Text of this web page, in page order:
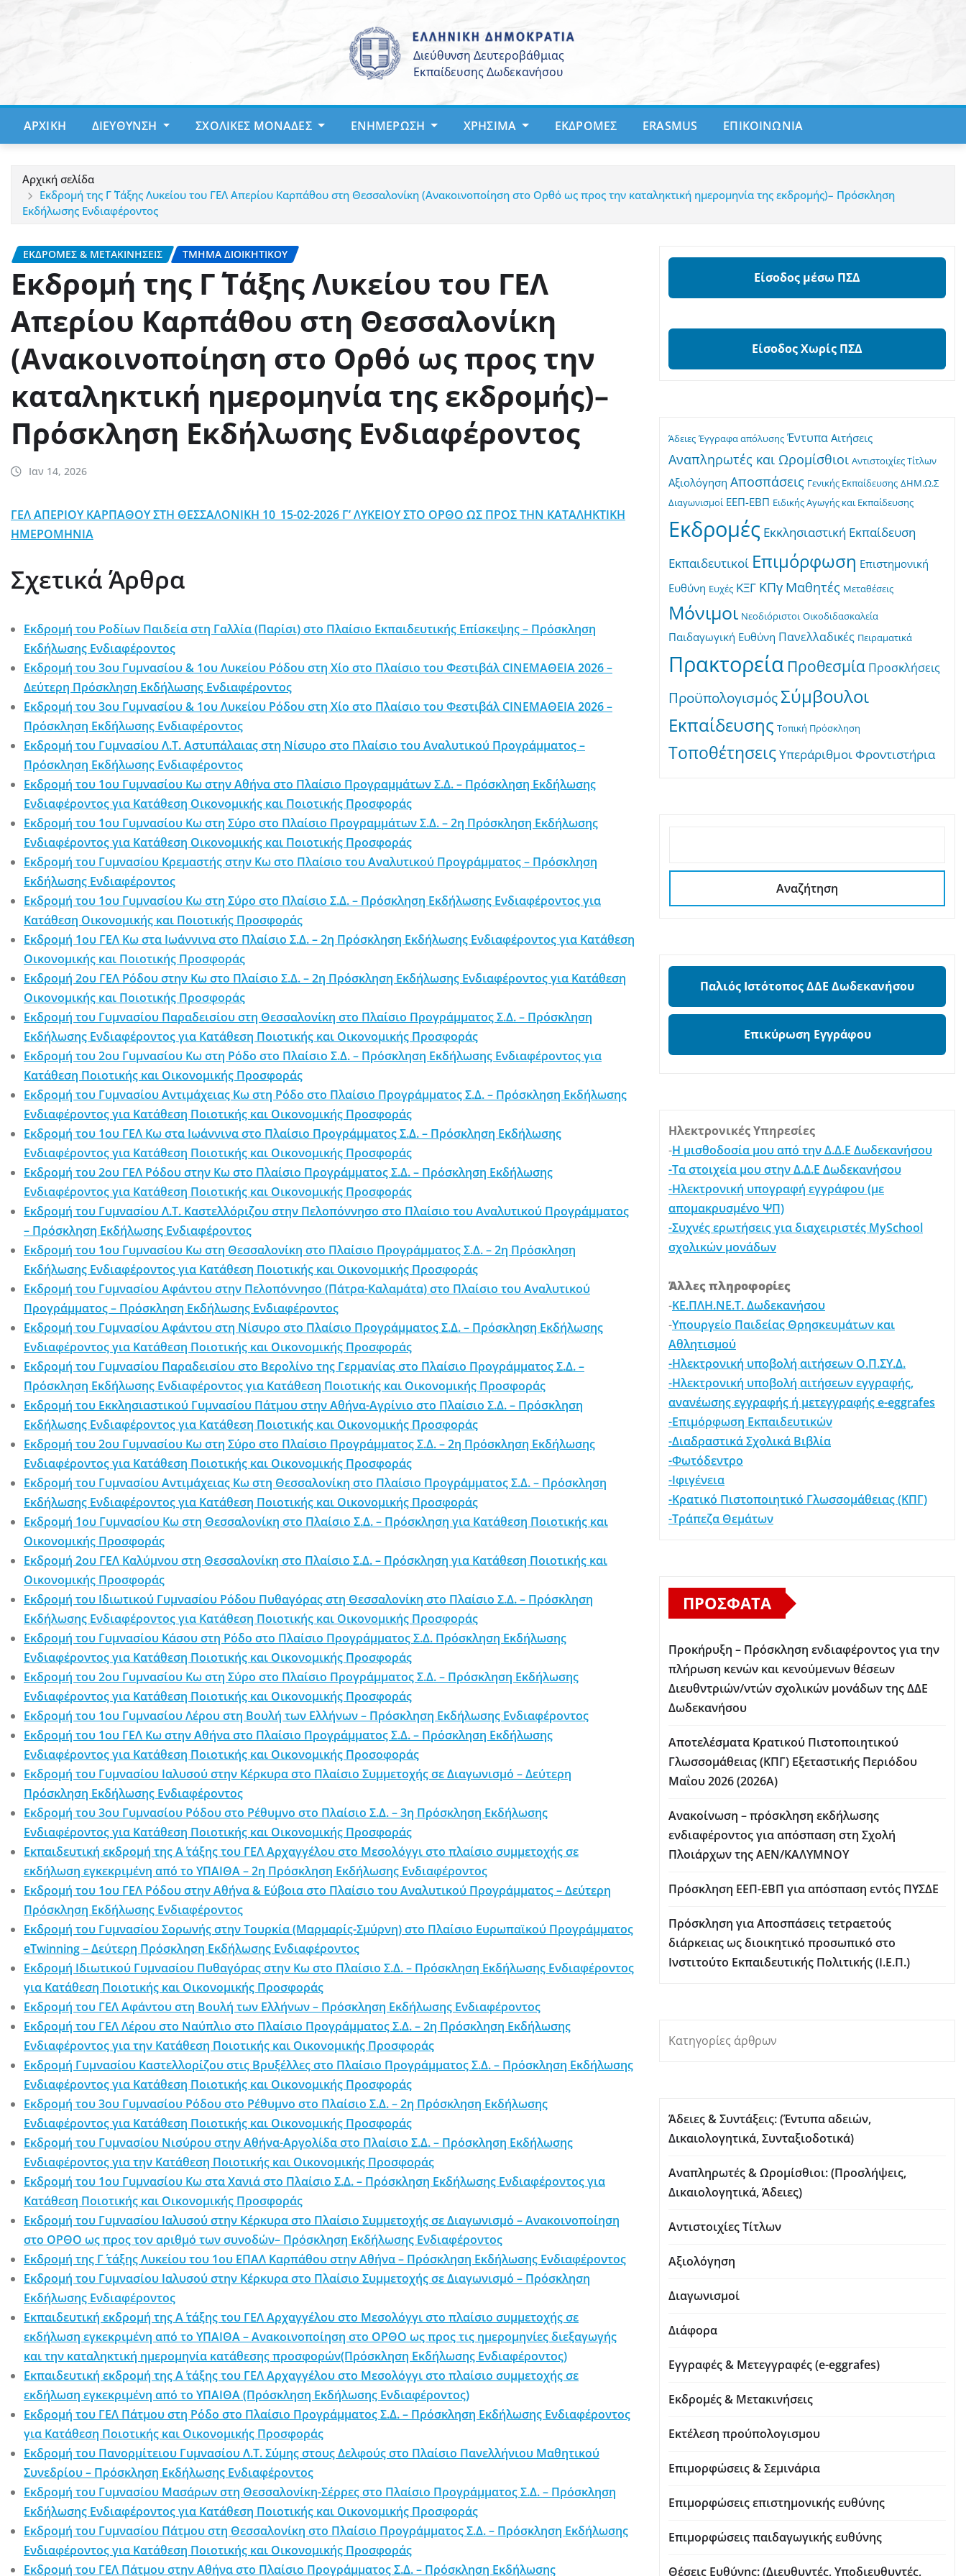
ΑΡΧΙΚΉ ΔΙΕΎΘΥΝΣΗ ΣΧΟΛΙΚΈΣ ΜΟΝΆΔΕΣ ΕΝΗΜΈΡΩΣΗ ΧΡΉΣΙΜΑ ΕΚΔΡΟΜΈΣ ERASMUS ΕΠΙΚΟΙΝΩΝΙΑ
Αρχική σελίδα
Εκδρομή της Γ΄ Τάξης Λυκείου του ΓΕΛ Απερίου Καρπάθου στη Θεσσαλονίκη (Ανακοινοποίηση στο Ορθό ως προς την καταληκτική ημερομηνία της εκδρομής)– Πρόσκληση
Εκδήλωσης Ενδιαφέροντος
ΕΚΔΡΟΜΈΣ & ΜΕΤΑΚΙΝΉΣΕΙΣ ΤΜΉΜΑ ΔΙΟΙΚΗΤΙΚΟΎ
Εκδρομή της Γ΄ Τάξης Λυκείου του ΓΕΛ
Απερίου Καρπάθου στη Θεσσαλονίκη
(Ανακοινοποίηση στο Ορθό ως προς την
καταληκτική ημερομηνία της εκδρομής)–
Πρόσκληση Εκδήλωσης Ενδιαφέροντος
Ιαν 14, 2026
ΓΕΛ ΑΠΕΡΙΟΥ ΚΑΡΠΑΘΟΥ ΣΤΗ ΘΕΣΣΑΛΟΝΙΚΗ 10_15-02-2026 Γ’ ΛΥΚΕΙΟΥ ΣΤΟ ΟΡΘΟ ΩΣ ΠΡΟΣ ΤΗΝ ΚΑΤΑΛΗΚΤΙΚΗ
ΗΜΕΡΟΜΗΝΙΑ
Σχετικά Άρθρα
Εκδρομή του Ροδίων Παιδεία στη Γαλλία (Παρίσι) στο Πλαίσιο Εκπαιδευτικής Επίσκεψης – Πρόσκληση
Εκδήλωσης Ενδιαφέροντος
Εκδρομή του 3ου Γυμνασίου & 1ου Λυκείου Ρόδου στη Χίο στο Πλαίσιο του Φεστιβάλ CINEΜΑΘΕΙΑ 2026 –
Δεύτερη Πρόσκληση Εκδήλωσης Ενδιαφέροντος
Εκδρομή του 3ου Γυμνασίου & 1ου Λυκείου Ρόδου στη Χίο στο Πλαίσιο του Φεστιβάλ CINEΜΑΘΕΙΑ 2026 –
Πρόσκληση Εκδήλωσης Ενδιαφέροντος
Εκδρομή του Γυμνασίου Λ.Τ. Αστυπάλαιας στη Νίσυρο στο Πλαίσιο του Αναλυτικού Προγράμματος –
Πρόσκληση Εκδήλωσης Ενδιαφέροντος
Εκδρομή του 1ου Γυμνασίου Κω στην Αθήνα στο Πλαίσιο Προγραμμάτων Σ.Δ. – Πρόσκληση Εκδήλωσης
Ενδιαφέροντος για Κατάθεση Οικονομικής και Ποιοτικής Προσφοράς
Εκδρομή του 1ου Γυμνασίου Κω στη Σύρο στο Πλαίσιο Προγραμμάτων Σ.Δ. – 2η Πρόσκληση Εκδήλωσης
Ενδιαφέροντος για Κατάθεση Οικονομικής και Ποιοτικής Προσφοράς
Εκδρομή του Γυμνασίου Κρεμαστής στην Κω στο Πλαίσιο του Αναλυτικού Προγράμματος – Πρόσκληση
Εκδήλωσης Ενδιαφέροντος
Εκδρομή του 1ου Γυμνασίου Κω στη Σύρο στο Πλαίσιο Σ.Δ. – Πρόσκληση Εκδήλωσης Ενδιαφέροντος για
Κατάθεση Οικονομικής και Ποιοτικής Προσφοράς
Εκδρομή 1ου ΓΕΛ Κω στα Ιωάννινα στο Πλαίσιο Σ.Δ. – 2η Πρόσκληση Εκδήλωσης Ενδιαφέροντος για Κατάθεση
Οικονομικής και Ποιοτικής Προσφοράς
Εκδρομή 2ου ΓΕΛ Ρόδου στην Κω στο Πλαίσιο Σ.Δ. – 2η Πρόσκληση Εκδήλωσης Ενδιαφέροντος για Κατάθεση
Οικονομικής και Ποιοτικής Προσφοράς
Εκδρομή του Γυμνασίου Παραδεισίου στη Θεσσαλονίκη στο Πλαίσιο Προγράμματος Σ.Δ. – Πρόσκληση
Εκδήλωσης Ενδιαφέροντος για Κατάθεση Ποιοτικής και Οικονομικής Προσφοράς
Εκδρομή του 2ου Γυμνασίου Κω στη Ρόδο στο Πλαίσιο Σ.Δ. – Πρόσκληση Εκδήλωσης Ενδιαφέροντος για
Κατάθεση Ποιοτικής και Οικονομικής Προσφοράς
Εκδρομή του Γυμνασίου Αντιμάχειας Κω στη Ρόδο στο Πλαίσιο Προγράμματος Σ.Δ. – Πρόσκληση Εκδήλωσης
Ενδιαφέροντος για Κατάθεση Ποιοτικής και Οικονομικής Προσφοράς
Εκδρομή του 1ου ΓΕΛ Κω στα Ιωάννινα στο Πλαίσιο Προγράμματος Σ.Δ. – Πρόσκληση Εκδήλωσης
Ενδιαφέροντος για Κατάθεση Ποιοτικής και Οικονομικής Προσφοράς
Εκδρομή του 2ου ΓΕΛ Ρόδου στην Κω στο Πλαίσιο Προγράμματος Σ.Δ. – Πρόσκληση Εκδήλωσης
Ενδιαφέροντος για Κατάθεση Ποιοτικής και Οικονομικής Προσφοράς
Εκδρομή του Γυμνασίου Λ.Τ. Καστελλόριζου στην Πελοπόννησο στο Πλαίσιο του Αναλυτικού Προγράμματος
– Πρόσκληση Εκδήλωσης Ενδιαφέροντος
Εκδρομή του 1ου Γυμνασίου Κω στη Θεσσαλονίκη στο Πλαίσιο Προγράμματος Σ.Δ. – 2η Πρόσκληση
Εκδήλωσης Ενδιαφέροντος για Κατάθεση Ποιοτικής και Οικονομικής Προσφοράς
Εκδρομή του Γυμνασίου Αφάντου στην Πελοπόννησο (Πάτρα-Καλαμάτα) στο Πλαίσιο του Αναλυτικού
Προγράμματος – Πρόσκληση Εκδήλωσης Ενδιαφέροντος
Εκδρομή του Γυμνασίου Αφάντου στη Νίσυρο στο Πλαίσιο Προγράμματος Σ.Δ. – Πρόσκληση Εκδήλωσης
Ενδιαφέροντος για Κατάθεση Ποιοτικής και Οικονομικής Προσφοράς
Εκδρομή του Γυμνασίου Παραδεισίου στο Βερολίνο της Γερμανίας στο Πλαίσιο Προγράμματος Σ.Δ. –
Πρόσκληση Εκδήλωσης Ενδιαφέροντος για Κατάθεση Ποιοτικής και Οικονομικής Προσφοράς
Εκδρομή του Εκκλησιαστικού Γυμνασίου Πάτμου στην Αθήνα-Αγρίνιο στο Πλαίσιο Σ.Δ. – Πρόσκληση
Εκδήλωσης Ενδιαφέροντος για Κατάθεση Ποιοτικής και Οικονομικής Προσφοράς
Εκδρομή του 2ου Γυμνασίου Κω στη Σύρο στο Πλαίσιο Προγράμματος Σ.Δ. – 2η Πρόσκληση Εκδήλωσης
Ενδιαφέροντος για Κατάθεση Ποιοτικής και Οικονομικής Προσφοράς
Εκδρομή του Γυμνασίου Αντιμάχειας Κω στη Θεσσαλονίκη στο Πλαίσιο Προγράμματος Σ.Δ. – Πρόσκληση
Εκδήλωσης Ενδιαφέροντος για Κατάθεση Ποιοτικής και Οικονομικής Προσφοράς
Εκδρομή 1ου Γυμνασίου Κω στη Θεσσαλονίκη στο Πλαίσιο Σ.Δ. – Πρόσκληση για Κατάθεση Ποιοτικής και
Οικονομικής Προσφοράς
Εκδρομή 2ου ΓΕΛ Καλύμνου στη Θεσσαλονίκη στο Πλαίσιο Σ.Δ. – Πρόσκληση για Κατάθεση Ποιοτικής και
Οικονομικής Προσφοράς
Εκδρομή του Ιδιωτικού Γυμνασίου Ρόδου Πυθαγόρας στη Θεσσαλονίκη στο Πλαίσιο Σ.Δ. – Πρόσκληση
Εκδήλωσης Ενδιαφέροντος για Κατάθεση Ποιοτικής και Οικονομικής Προσφοράς
Εκδρομή του Γυμνασίου Κάσου στη Ρόδο στο Πλαίσιο Προγράμματος Σ.Δ. Πρόσκληση Εκδήλωσης
Ενδιαφέροντος για Κατάθεση Ποιοτικής και Οικονομικής Προσφοράς
Εκδρομή του 2ου Γυμνασίου Κω στη Σύρο στο Πλαίσιο Προγράμματος Σ.Δ. – Πρόσκληση Εκδήλωσης
Ενδιαφέροντος για Κατάθεση Ποιοτικής και Οικονομικής Προσφοράς
Εκδρομή του 1ου Γυμνασίου Λέρου στη Βουλή των Ελλήνων – Πρόσκληση Εκδήλωσης Ενδιαφέροντος
Εκδρομή του 1ου ΓΕΛ Κω στην Αθήνα στο Πλαίσιο Προγράμματος Σ.Δ. – Πρόσκληση Εκδήλωσης
Ενδιαφέροντος για Κατάθεση Ποιοτικής και Οικονομικής Προσοφοράς
Εκδρομή του Γυμνασίου Ιαλυσού στην Κέρκυρα στο Πλαίσιο Συμμετοχής σε Διαγωνισμό – Δεύτερη
Πρόσκληση Εκδήλωσης Ενδιαφέροντος
Εκδρομή του 3ου Γυμνασίου Ρόδου στο Ρέθυμνο στο Πλαίσιο Σ.Δ. – 3η Πρόσκληση Εκδήλωσης
Ενδιαφέροντος για Κατάθεση Ποιοτικής και Οικονομικής Προσφοράς
Εκπαιδευτική εκδρομή της Α΄ τάξης του ΓΕΛ Αρχαγγέλου στο Μεσολόγγι στο πλαίσιο συμμετοχής σε
εκδήλωση εγκεκριμένη από το ΥΠΑΙΘΑ – 2η Πρόσκληση Εκδήλωσης Ενδιαφέροντος
Εκδρομή του 1ου ΓΕΛ Ρόδου στην Αθήνα & Εύβοια στο Πλαίσιο του Αναλυτικού Προγράμματος – Δεύτερη
Πρόσκληση Εκδήλωσης Ενδιαφέροντος
Εκδρομή του Γυμνασίου Σορωνής στην Τουρκία (Μαρμαρίς-Σμύρνη) στο Πλαίσιο Ευρωπαϊκού Προγράμματος
eTwinning – Δεύτερη Πρόσκληση Εκδήλωσης Ενδιαφέροντος
Εκδρομή Ιδιωτικού Γυμνασίου Πυθαγόρας στην Κω στο Πλαίσιο Σ.Δ. – Πρόσκληση Εκδήλωσης Ενδιαφέροντος
για Κατάθεση Ποιοτικής και Οικονομικής Προσφοράς
Εκδρομή του ΓΕΛ Αφάντου στη Βουλή των Ελλήνων – Πρόσκληση Εκδήλωσης Ενδιαφέροντος
Εκδρομή του ΓΕΛ Λέρου στο Ναύπλιο στο Πλαίσιο Προγράμματος Σ.Δ. – 2η Πρόσκληση Εκδήλωσης
Ενδιαφέροντος για την Κατάθεση Ποιοτικής και Οικονομικής Προσφοράς
Εκδρομή Γυμνασίου Καστελλορίζου στις Βρυξέλλες στο Πλαίσιο Προγράμματος Σ.Δ. – Πρόσκληση Εκδήλωσης
Ενδιαφέροντος για Κατάθεση Ποιοτικής και Οικονομικής Προσφοράς
Εκδρομή του 3ου Γυμνασίου Ρόδου στο Ρέθυμνο στο Πλαίσιο Σ.Δ. – 2η Πρόσκληση Εκδήλωσης
Ενδιαφέροντος για Κατάθεση Ποιοτικής και Οικονομικής Προσφοράς
Εκδρομή του Γυμνασίου Νισύρου στην Αθήνα-Αργολίδα στο Πλαίσιο Σ.Δ. – Πρόσκληση Εκδήλωσης
Ενδιαφέροντος για την Κατάθεση Ποιοτικής και Οικονομικής Προσφοράς
Εκδρομή του 1ου Γυμνασίου Κω στα Χανιά στο Πλαίσιο Σ.Δ. – Πρόσκληση Εκδήλωσης Ενδιαφέροντος για
Κατάθεση Ποιοτικής και Οικονομικής Προσφοράς
Εκδρομή του Γυμνασίου Ιαλυσού στην Κέρκυρα στο Πλαίσιο Συμμετοχής σε Διαγωνισμό – Ανακοινοποίηση
στο ΟΡΘΟ ως προς τον αριθμό των συνοδών– Πρόσκληση Εκδήλωσης Ενδιαφέροντος
Εκδρομή της Γ΄ τάξης Λυκείου του 1ου ΕΠΑΛ Καρπάθου στην Αθήνα – Πρόσκληση Εκδήλωσης Ενδιαφέροντος
Εκδρομή του Γυμνασίου Ιαλυσού στην Κέρκυρα στο Πλαίσιο Συμμετοχής σε Διαγωνισμό – Πρόσκληση
Εκδήλωσης Ενδιαφέροντος
Εκπαιδευτική εκδρομή της Α΄ τάξης του ΓΕΛ Αρχαγγέλου στο Μεσολόγγι στο πλαίσιο συμμετοχής σε
εκδήλωση εγκεκριμένη από το ΥΠΑΙΘΑ – Ανακοινοποίηση στο ΟΡΘΟ ως προς τις ημερομηνίες διεξαγωγής
και την καταληκτική ημερομηνία κατάθεσης προσφορών(Πρόσκληση Εκδήλωσης Ενδιαφέροντος)
Εκπαιδευτική εκδρομή της Α΄ τάξης του ΓΕΛ Αρχαγγέλου στο Μεσολόγγι στο πλαίσιο συμμετοχής σε
εκδήλωση εγκεκριμένη από το ΥΠΑΙΘΑ (Πρόσκληση Εκδήλωσης Ενδιαφέροντος)
Εκδρομή του ΓΕΛ Πάτμου στη Ρόδο στο Πλαίσιο Προγράμματος Σ.Δ. – Πρόσκληση Εκδήλωσης Ενδιαφέροντος
για Κατάθεση Ποιοτικής και Οικονομικής Προσφοράς
Εκδρομή του Πανορμίτειου Γυμνασίου Λ.Τ. Σύμης στους Δελφούς στο Πλαίσιο Πανελλήνιου Μαθητικού
Συνεδρίου – Πρόσκληση Εκδήλωσης Ενδιαφέροντος
Εκδρομή του Γυμνασίου Μασάρων στη Θεσσαλονίκη-Σέρρες στο Πλαίσιο Προγράμματος Σ.Δ. – Πρόσκληση
Εκδήλωσης Ενδιαφέροντος για Κατάθεση Ποιοτικής και Οικονομικής Προσφοράς
Εκδρομή του Γυμνασίου Πάτμου στη Θεσσαλονίκη στο Πλαίσιο Προγράμματος Σ.Δ. – Πρόσκληση Εκδήλωσης
Ενδιαφέροντος για Κατάθεση Ποιοτικής και Οικονομικής Προσφοράς
Εκδρομή του ΓΕΛ Πάτμου στην Αθήνα στο Πλαίσιο Προγράμματος Σ.Δ. – Πρόσκληση Εκδήλωσης
Είσοδος μέσω ΠΣΔ
Είσοδος Χωρίς ΠΣΔ
Άδειες Έγγραφα απόλυσης Έντυπα Αιτήσεις
Αναπληρωτές και Ωρομίσθιοι Αντιστοιχίες Τίτλων
Αξιολόγηση Αποσπάσεις Γενικής Εκπαίδευσης ΔΗΜ.Ω.Σ
Διαγωνισμοί ΕΕΠ-ΕΒΠ Ειδικής Αγωγής και Εκπαίδευσης
Εκδρομές Εκκλησιαστική Εκπαίδευση
Εκπαιδευτικοί Επιμόρφωση Επιστημονική
Ευθύνη Ευχές ΚΞΓ ΚΠγ Μαθητές Μεταθέσεις
Μόνιμοι Νεοδιόριστοι Οικοδιδασκαλεία
Παιδαγωγική Ευθύνη Πανελλαδικές Πειραματικά
Πρακτορεία Προθεσμία Προσκλήσεις
ΠροϋπολογισμόςΣύμβουλοι
Εκπαίδευσης Τοπική Πρόσκληση
ΤοποθέτησειςΥπεράριθμοι Φροντιστήρια
Αναζήτηση
Παλιός Ιστότοπος ΔΔΕ Δωδεκανήσου
Επικύρωση Εγγράφου
Ηλεκτρονικές Υπηρεσίες
-Η μισθοδοσία μου από την Δ.Δ.Ε Δωδεκανήσου
-Τα στοιχεία μου στην Δ.Δ.Ε Δωδεκανήσου
-Ηλεκτρονική υπογραφή εγγράφου (με
απομακρυσμένο ΨΠ)
-Συχνές ερωτήσεις για διαχειριστές MySchool
σχολικών μονάδων
Άλλες πληροφορίες
-ΚΕ.ΠΛΗ.ΝΕ.Τ. Δωδεκανήσου
-Υπουργείο Παιδείας Θρησκευμάτων και
Αθλητισμού
-Ηλεκτρονική υποβολή αιτήσεων Ο.Π.ΣΥ.Δ.
-Ηλεκτρονική υποβολή αιτήσεων εγγραφής,
ανανέωσης εγγραφής ή μετεγγραφής e-eggrafes
-Επιμόρφωση Εκπαιδευτικών
-Διαδραστικά Σχολικά Βιβλία
-Φωτόδεντρο
-Ιφιγένεια
-Κρατικό Πιστοποιητικό Γλωσσομάθειας (ΚΠΓ)
-Τράπεζα Θεμάτων
ΠΡΌΣΦΑΤΑ
Προκήρυξη – Πρόσκληση ενδιαφέροντος για την
πλήρωση κενών και κενούμενων θέσεων
Διευθντριών/ντών σχολικών μονάδων της ΔΔΕ
Δωδεκανήσου
Αποτελέσματα Κρατικού Πιστοποιητικού
Γλωσσομάθειας (ΚΠΓ) Εξεταστικής Περιόδου
Μαΐου 2026 (2026Α)
Ανακοίνωση – πρόσκληση εκδήλωσης
ενδιαφέροντος για απόσπαση στη Σχολή
Πλοιάρχων της ΑΕΝ/ΚΑΛΥΜΝΟΥ
Πρόσκληση ΕΕΠ-ΕΒΠ για απόσπαση εντός ΠΥΣΔΕ
Πρόσκληση για Aποσπάσεις τετραετούς
διάρκειας ως διοικητικό προσωπικό στο
Ινστιτούτο Εκπαιδευτικής Πολιτικής (Ι.Ε.Π.)
Κατηγορίες άρθρων
Άδειες & Συντάξεις: (Έντυπα αδειών,
Δικαιολογητικά, Συνταξιοδοτικά)
Αναπληρωτές & Ωρομίσθιοι: (Προσλήψεις,
Δικαιολογητικά, Άδειες)
Αντιστοιχίες Τίτλων
Αξιολόγηση
Διαγωνισμοί
Διάφορα
Εγγραφές & Μετεγγραφές (e-eggrafes)
Εκδρομές & Μετακινήσεις
Εκτέλεση προύπολογισμου
Επιμορφώσεις & Σεμινάρια
Επιμορφώσεις επιστημονικής ευθύνης
Επιμορφώσεις παιδαγωγικής ευθύνης
Θέσεις Ευθύνης: (Διευθυντές, Υποδιευθυντές,